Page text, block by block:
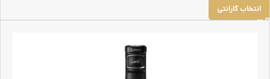
انتخاب گارانتی